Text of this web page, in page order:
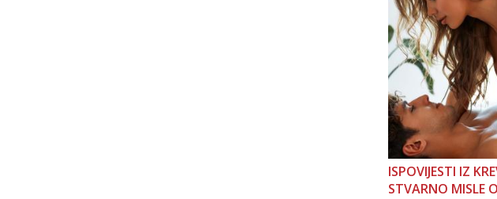
ISPOVIJESTI IZ
STVARNO MISLE